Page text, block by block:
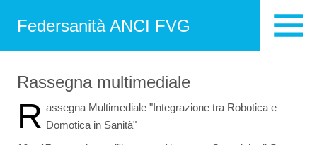
Federsanità ANCI FVG
Rassegna multimediale
R assegna Multimediale "Integrazione tra Robotica e
Domotica in Sanità"